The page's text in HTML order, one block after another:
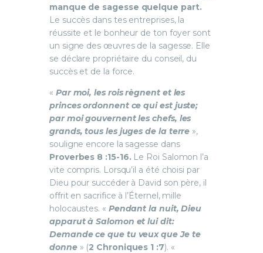
manque de sagesse quelque part.
Le succès dans tes entreprises, la
réussite et le bonheur de ton foyer sont
un signe des œuvres de la sagesse. Elle
se déclare propriétaire du conseil, du
succès et de la force.
« Par moi, les rois règnent et les
princes ordonnent ce qui est juste;
par moi gouvernent les chefs, les
grands, tous les juges de la terre »,
souligne encore la sagesse dans
Proverbes 8 :15-16. Le Roi Salomon l’a
vite compris. Lorsqu’il a été choisi par
Dieu pour succéder à David son père, il
offrit en sacrifice à l’Éternel, mille
holocaustes. « Pendant la nuit, Dieu
apparut à Salomon et lui dit:
Demande ce que tu veux que Je te
donne » (2 Chroniques 1 :7). «